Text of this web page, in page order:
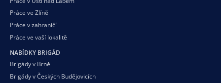
Práce ve Zlíně
Práce v zahraničí
Práce ve vaší lokalitě
NABÍDKY BRIGÁD
Brigády v Brně
Brigády v Českých Budějovicích